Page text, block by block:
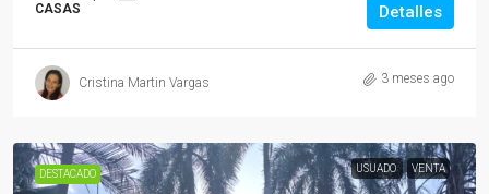
CASAS Detalles
Cristina Martin Vargas 3 meses ago
DESTACADO USUADO VENTA